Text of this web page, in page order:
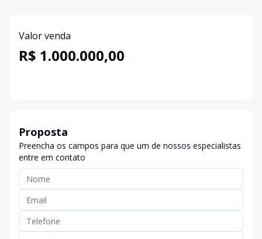
Valor venda
R$ 1.000.000,00
Proposta
Preencha os campos para que um de nossos especialistas
entre em contato